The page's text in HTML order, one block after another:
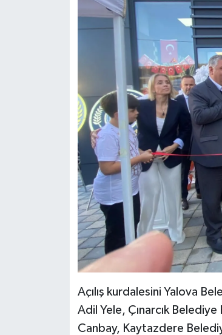
Açılış kurdalesini Yalova
Adil Yele, Çınarcık Belediye
Canbay, Kaytazdere